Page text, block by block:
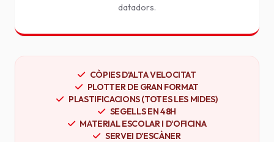
datadors.
CÒPIES D'ALTA VELOCITAT
PLOTTER DE GRAN FORMAT
PLASTIFICACIONS (TOTES LES MIDES)
SEGELLS EN 48H
MATERIAL ESCOLAR I D'OFICINA
SERVEI D'ESCÀNER